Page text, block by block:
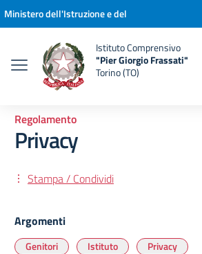
Vai ai contenuti
Vai al menu di navigazione
Vai al footer
Ministero dell'Istruzione e del
Istituto Comprensivo
"Pier Giorgio Frassati"
Torino (TO)
Regolamento
Privacy
Stampa / Condividi
Argomenti
Genitori Istituto Privacy